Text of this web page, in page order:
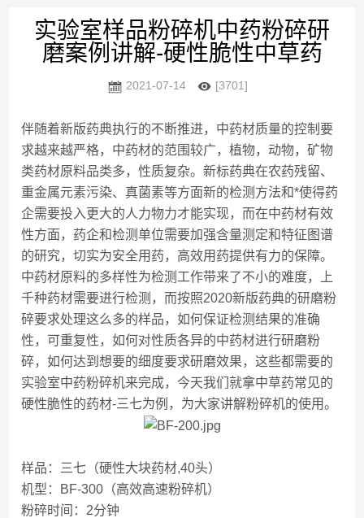
实验室样品粉碎机中药粉碎研
磨案例讲解-硬性脆性中草药
2021-07-14 [3701]
伴随着新版药典执行的不断推进，中药材质量的控制要
求越来越严格，中药材的范围较广，植物，动物，矿物
类药材原料品类多，性质复杂。新标药典在农药残留、
重金属元素污染、真菌素等方面新的检测方法和*使得药
企需要投入更大的人力物力才能实现，而在中药材有效
性方面，药企和检测单位需要加强含量测定和特征图谱
的研究，切实为安全用药，高效用药提供有力的保障。
中药材原料的多样性为检测工作带来了不小的难度，上
千种药材需要进行检测，而按照2020新版药典的研磨粉
碎要求处理这么多的样品，如何保证检测结果的准确
性，可重复性，如何对性质各异的中药材进行研磨粉
碎，如何达到想要的细度要求研磨效果，这些都需要的
实验室中药粉碎机来完成，今天我们就拿中草药常见的
硬性脆性的药材-三七为例，为大家讲解粉碎机的使用。
样品：三七（硬性大块药材,40头）
机型：BF-300（高效高速粉碎机）
粉碎时间：2分钟